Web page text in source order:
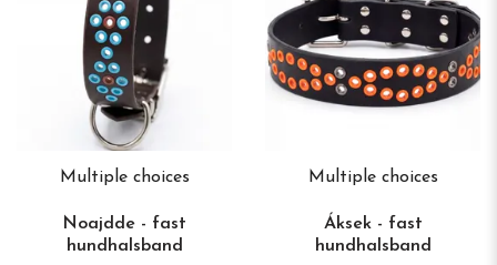
Multiple choices
Noajdde - fast
hundhalsband
Multiple choices
Áksek - fast
hundhalsband